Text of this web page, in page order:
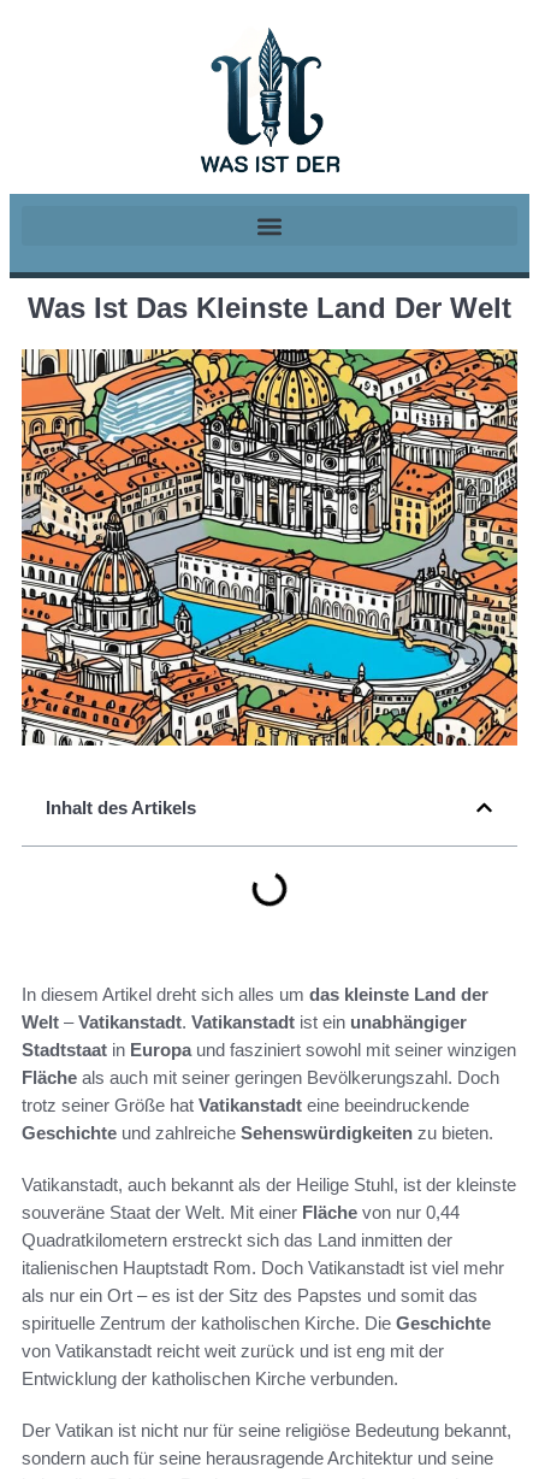
Was Ist Das Kleinste Land Der Welt
Inhalt des Artikels
In diesem Artikel dreht sich alles um das kleinste Land der
Welt –Vatikanstadt. Vatikanstadt ist ein unabhängiger
Stadtstaat in Europaund fasziniert sowohl mit seiner winzigen
Fläche als auch mit seiner geringen Bevölkerungszahl. Doch
trotz seiner Größe hat Vatikanstadt eine beeindruckende
Geschichte und zahlreiche Sehenswürdigkeiten zu bieten.
Vatikanstadt, auch bekannt als der Heilige Stuhl, ist der kleinste
souveräne Staat der Welt. Mit einer Fläche von nur 0,44
Quadratkilometern erstreckt sich das Land inmitten der
italienischen Hauptstadt Rom. Doch Vatikanstadt ist viel mehr
als nur ein Ort – es ist der Sitz des Papstes und somit das
spirituelle Zentrum der katholischen Kirche. Die Geschichte
von Vatikanstadt reicht weit zurück und ist eng mit der
Entwicklung der katholischen Kirche verbunden.
Der Vatikan ist nicht nur für seine religiöse Bedeutung bekannt,
sondern auch für seine herausragende Architektur und seine